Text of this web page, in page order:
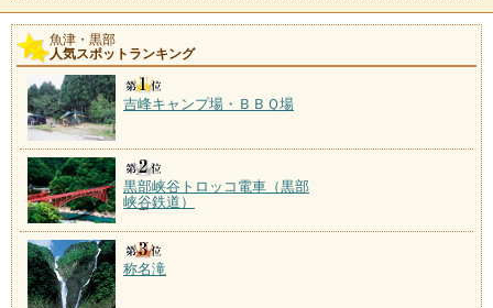
魚津・黒部
人気スポットランキング
吉峰キャンプ場・ＢＢＱ場
黒部峡谷トロッコ電車（黒部
峡谷鉄道）
称名滝